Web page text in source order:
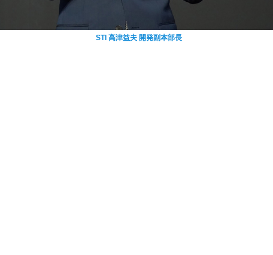
STI 高津益夫 開発副本部長